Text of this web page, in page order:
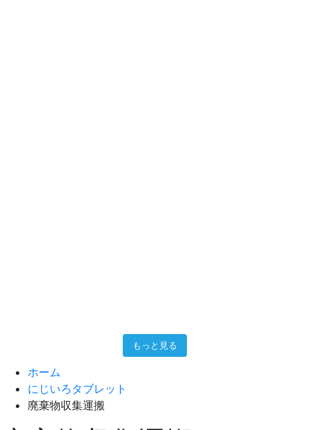
もっと見る
ホーム
にじいろタブレット
廃棄物収集運搬